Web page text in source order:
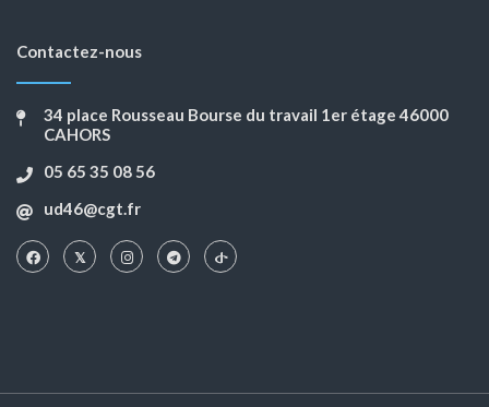
Contactez-nous
34 place Rousseau Bourse du travail 1er étage 46000
CAHORS
05 65 35 08 56
ud46@cgt.fr